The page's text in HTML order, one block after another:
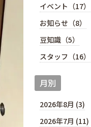
イベント（17）
お知らせ（8）
豆知識（5）
スタッフ（16）
月別
2026年8月 (3)
2026年7月 (11)